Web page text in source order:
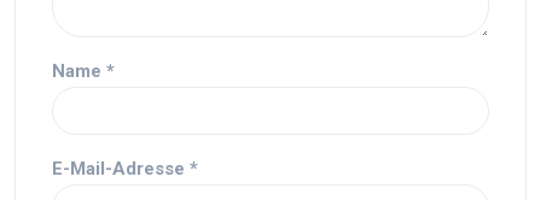
Name *
E-Mail-Adresse *